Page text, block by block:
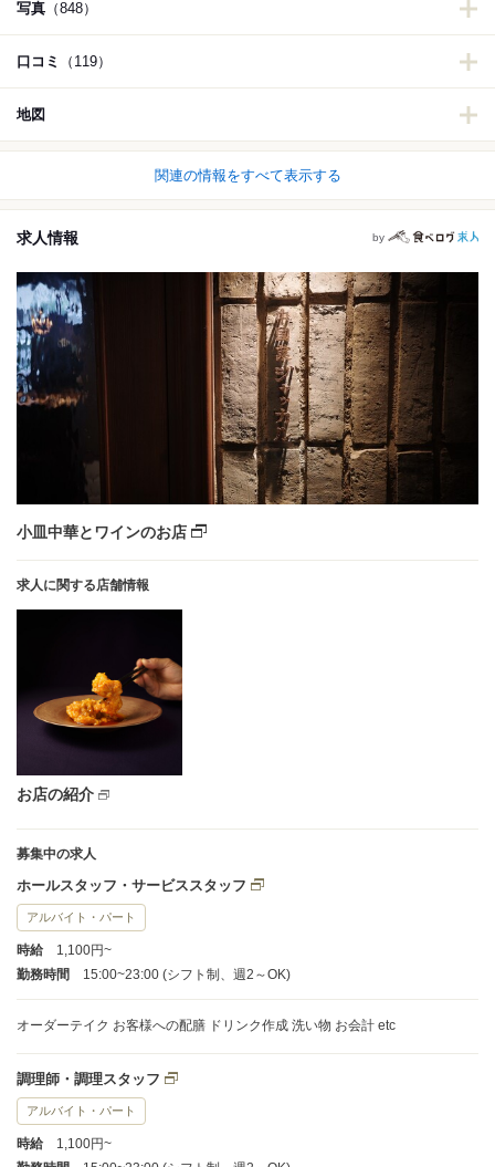
写真 （848）
口コミ （119）
地図
関連の情報をすべて表示する
求人情報 by
小皿中華とワインのお店
求人に関する店舗情報
お店の紹介
募集中の求人
ホールスタッフ・サービススタッフ
アルバイト・パート
時給
1,100円~
勤務時間
15:00~23:00 (シフト制、週2～OK)
オーダーテイク お客様への配膳 ドリンク作成 洗い物 お会計 etc
調理師・調理スタッフ
アルバイト・パート
時給
1,100円~